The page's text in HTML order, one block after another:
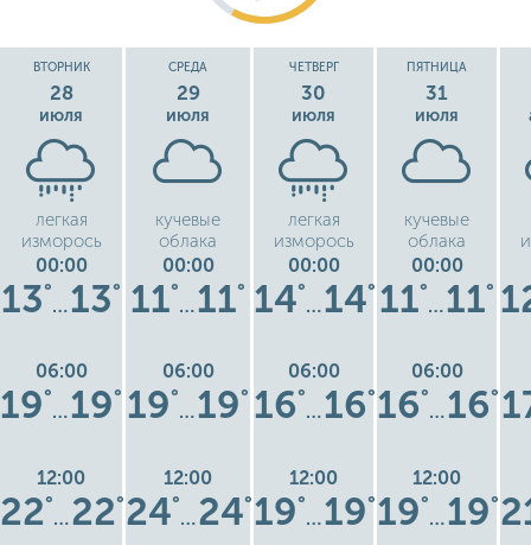
ВТОРНИК
28
июля
легкая
изморось
00:00
13°
…13°
06:00
19°
…19°
12:00
22°
…22°
СРЕДА
29
июля
кучевые
облака
00:00
11°
…11°
06:00
19°
…19°
12:00
24°
…24°
ЧЕТВЕРГ
30
июля
легкая
изморось
00:00
14°
…14°
06:00
16°
…16°
12:00
19°
…19°
ПЯТНИЦА
31
июля
кучевые
облака
00:00
11°
…11°
06:00
16°
…16°
12:00
19°
…19°